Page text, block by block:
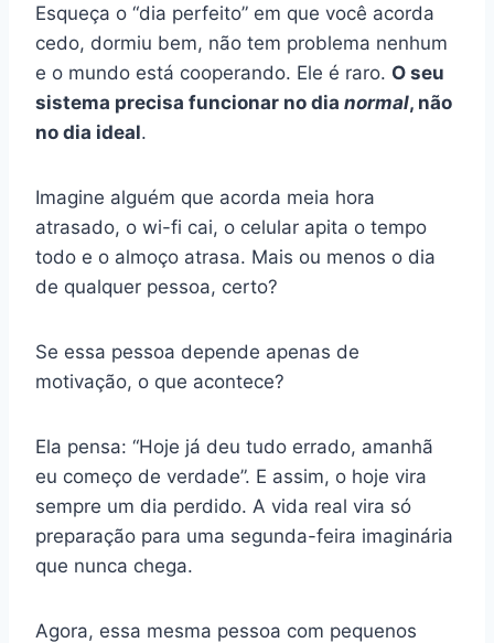
Esqueça o “dia perfeito” em que você acorda
cedo, dormiu bem, não tem problema nenhum
e o mundo está cooperando. Ele é raro. O seu
sistema precisa funcionar no dia normal, não
no dia ideal.
Imagine alguém que acorda meia hora
atrasado, o wi-fi cai, o celular apita o tempo
todo e o almoço atrasa. Mais ou menos o dia
de qualquer pessoa, certo?
Se essa pessoa depende apenas de
motivação, o que acontece?
Ela pensa: “Hoje já deu tudo errado, amanhã
eu começo de verdade”. E assim, o hoje vira
sempre um dia perdido. A vida real vira só
preparação para uma segunda-feira imaginária
que nunca chega.
Agora, essa mesma pessoa com pequenos